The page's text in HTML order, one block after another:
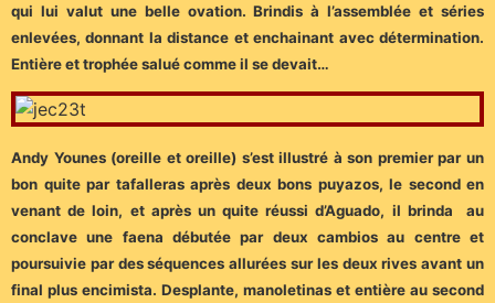
qui lui valut une belle ovation. Brindis à l’assemblée et séries
enlevées, donnant la distance et enchainant avec détermination.
Entière et trophée salué comme il se devait…
Andy Younes (oreille et oreille) s’est illustré à son premier par un
bon quite par tafalleras après deux bons puyazos, le second en
venant de loin, et après un quite réussi d’Aguado, il brinda au
conclave une faena débutée par deux cambios au centre et
poursuivie par des séquences allurées sur les deux rives avant un
final plus encimista. Desplante, manoletinas et entière au second